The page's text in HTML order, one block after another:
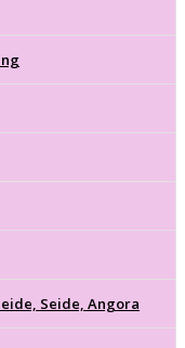
Seide, Angora